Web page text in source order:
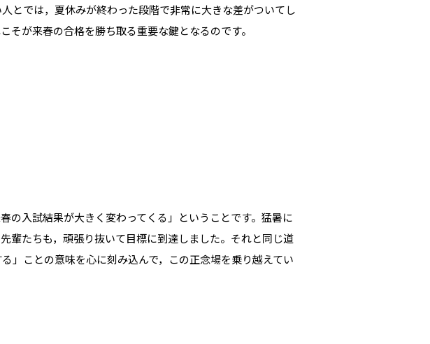
とでは，夏休みが終わった段階で非常に大きな差がついてし
そが来春の合格を勝ち取る重要な鍵となるのです。
の入試結果が大きく変わってくる」ということです。猛暑に
輩たちも，頑張り抜いて目標に到達しました。それと同じ道
」ことの意味を心に刻み込んで，この正念場を乗り越えてい